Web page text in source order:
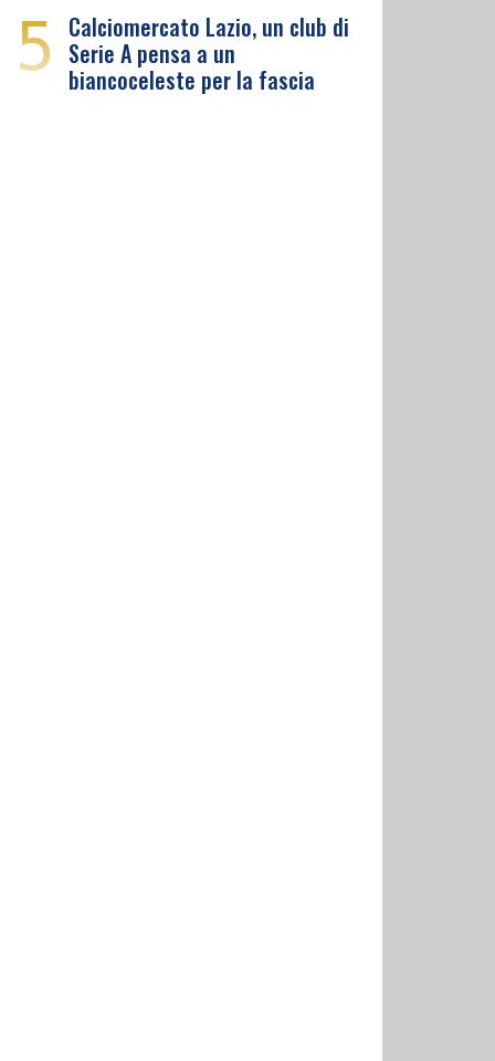
5 Calciomercato Lazio, un club di
Serie A pensa a un
biancoceleste per la fascia